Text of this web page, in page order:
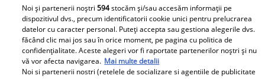
Probleme de respirație
Probleme de înghițire
Dureri de stomac
Noi și partenerii noștri594stocăm și/sau accesăm informații pe
dispozitivul dvs., precum identificatorii cookie unici pentru prelucrarea
datelor cu caracter personal. Puteți accepta sau gestiona alegerile dvs.
făcând clic mai jos sau în orice moment, pe pagina cu politica de
confidențialitate. Aceste alegeri vor fi raportate partenerilor noștri și nu
vă vor afecta navigarea. Mai multe detalii
Noi si partenerii nostri (retelele de socializare si agentiile de publicitate